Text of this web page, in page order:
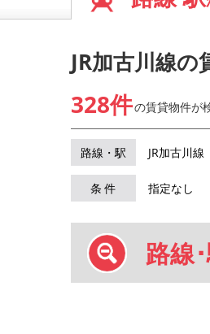
JR加古川線
328件の賃貸物件が
路線・駅 JR加古川線
条 件 指定なし
路線